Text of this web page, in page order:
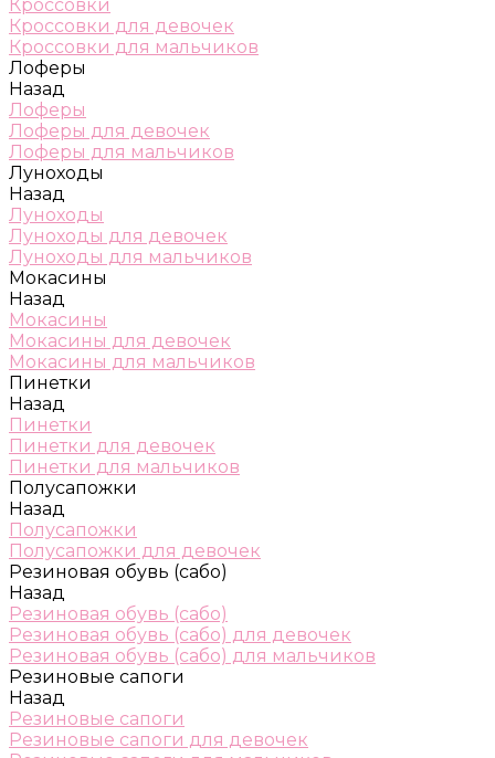
Кроссовки
Кроссовки для девочек
Кроссовки для мальчиков
Лоферы
Назад
Лоферы
Лоферы для девочек
Лоферы для мальчиков
Луноходы
Назад
Луноходы
Луноходы для девочек
Луноходы для мальчиков
Мокасины
Назад
Мокасины
Мокасины для девочек
Мокасины для мальчиков
Пинетки
Назад
Пинетки
Пинетки для девочек
Пинетки для мальчиков
Полусапожки
Назад
Полусапожки
Полусапожки для девочек
Резиновая обувь (сабо)
Назад
Резиновая обувь (сабо)
Резиновая обувь (сабо) для девочек
Резиновая обувь (сабо) для мальчиков
Резиновые сапоги
Назад
Резиновые сапоги
Резиновые сапоги для девочек